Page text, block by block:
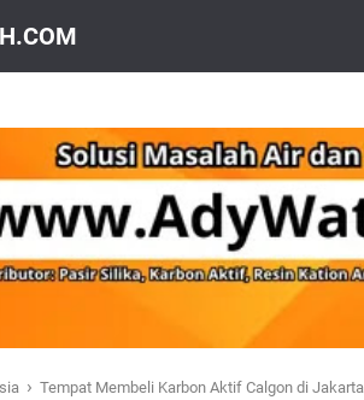
› Tempat Membeli Karbon Aktif Calgon di Jakarta